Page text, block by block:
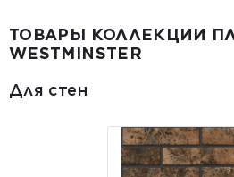
ТОВАРЫ КОЛЛЕКЦИИ
WESTMINSTER
Для стен